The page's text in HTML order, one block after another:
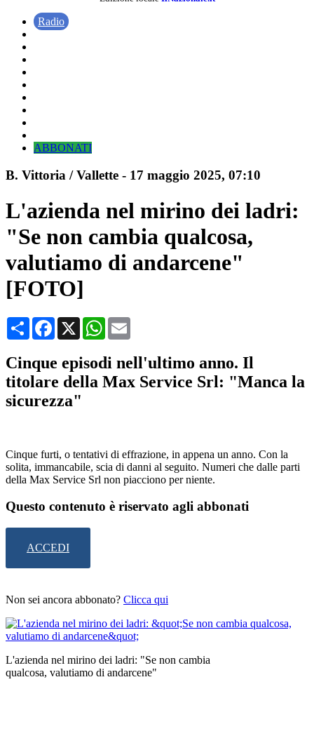
Radio
ABBONATI
B. Vittoria / Vallette - 17 maggio 2025, 07:10
L'azienda nel mirino dei ladri:
"Se non cambia qualcosa,
valutiamo di andarcene"
[FOTO]
CondividiFacebook
X WhatsApp
Cinque episodi nell'ultimo anno. Il
titolare della Max Service Srl: "Manca la
sicurezza"
Cinque furti, o tentativi di effrazione, in appena un anno. Con la
solita, immancabile, scia di danni al seguito. Numeri che dalle parti
della Max Service Srl non piacciono per niente.
Questo contenuto è riservato agli abbonati
ACCEDI
Non sei ancora abbonato? Clicca qui
L'azienda nel mirino dei ladri: "Se non cambia
qualcosa, valutiamo di andarcene"